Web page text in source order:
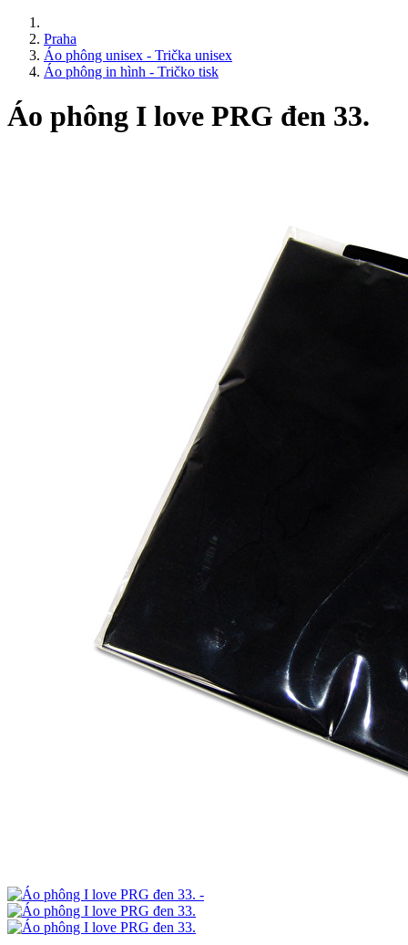
Praha
Áo phông unisex - Trička unisex
Áo phông in hình - Tričko tisk
Áo phông I love PRG đen 33.